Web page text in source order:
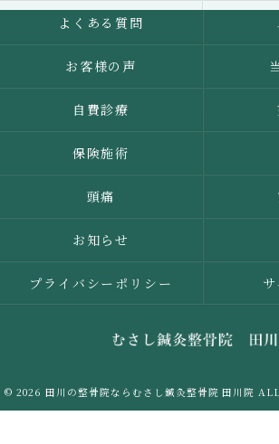
よくある質問
お客様の声
自費診療
保険施術
頭痛
お知らせ
プライバシーポリシー
© 2026 田川の整骨院ならむさし鍼灸整骨院 田川院